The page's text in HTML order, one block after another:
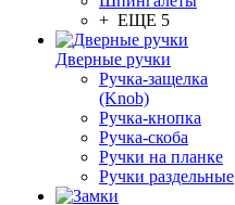
+ ЕЩЕ 5
Дверные ручки
Ручка-защелка
(Knob)
Ручка-кнопка
Ручка-скоба
Ручки на планке
Ручки раздельные